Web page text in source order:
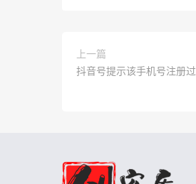
上一篇
抖音号提示该手机号注册